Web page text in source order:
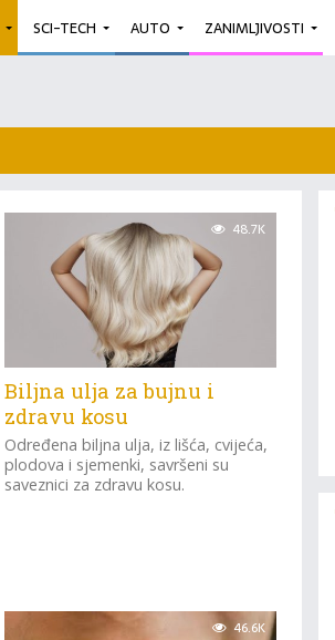
SCI-TECH AUTO ZANIMLJIVOSTI
48.7K
Biljna ulja za bujnu i
zdravu kosu
Određena biljna ulja, iz lišća, cvijeća,
plodova i sjemenki, savršeni su
saveznici za zdravu kosu.
46.6K